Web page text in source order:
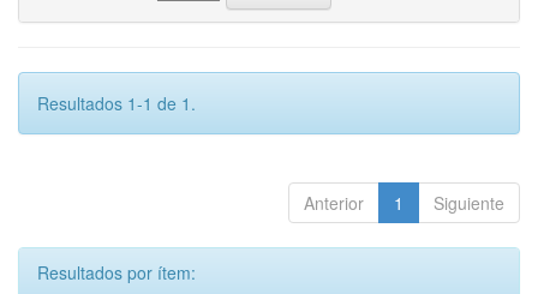
Resultados 1-1 de 1.
Anterior 1 Siguiente
Resultados por ítem: